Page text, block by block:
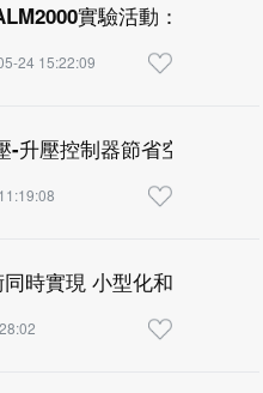
實驗活動：電感自
24 15:22:09
-升壓控制器節省空間並提
時實現 小型化和高性能的